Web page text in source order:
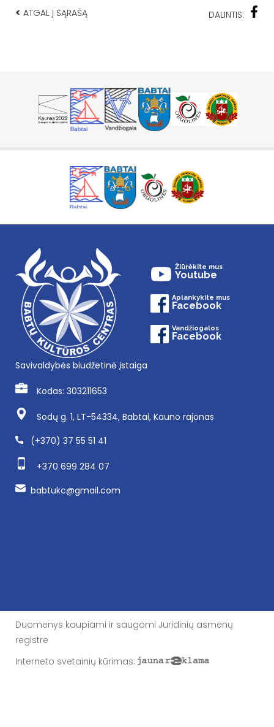
< ATGAL Į SĄRAŠĄ DALINTIS:
Žiūrėkite mus
Youtube
Aplankykite mus
Facebook
Vandžiogalos
Facebook
Savivaldybės biudžetinė įstaiga
Kodas: 303211653
Sodų g. 1, LT-54334, Babtai, Kauno rajonas
(+370) 37 55 51 41
+370 699 284 07
babtukc@gmail.com
Duomenys kaupiami ir saugomi Juridinių asmenų
registre
Interneto svetainių kūrimas: